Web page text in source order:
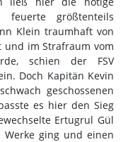
feuerte größtenteils
Klein traumhaft von
und im Strafraum vom
schien der FSV
Doch Kapitän Kevin
geschossenen
es hier den Sieg
Ertugrul Gül
ging und einen